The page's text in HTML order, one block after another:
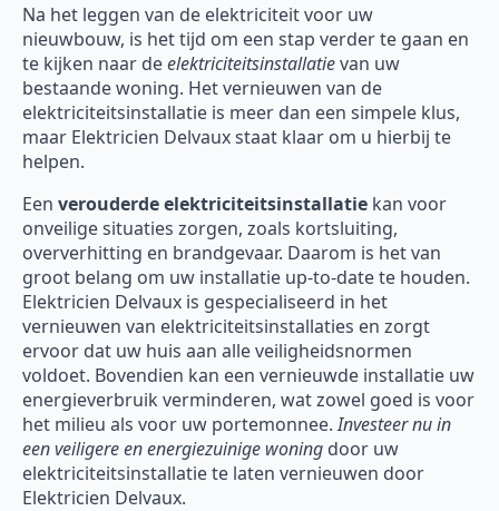
Na het leggen van de elektriciteit voor uw
nieuwbouw, is het tijd om een stap verder te gaan en
te kijken naar deelektriciteitsinstallatievan uw
bestaande woning. Het vernieuwen van de
elektriciteitsinstallatie is meer dan een simpele klus,
maar Elektricien Delvaux staat klaar om u hierbij te
helpen.
Een verouderde elektriciteitsinstallatie kan voor
onveilige situaties zorgen, zoals kortsluiting,
oververhitting en brandgevaar. Daarom is het van
groot belang om uw installatie up-to-date te houden.
Elektricien Delvaux is gespecialiseerd in het
vernieuwen van elektriciteitsinstallaties en zorgt
ervoor dat uw huis aan alle veiligheidsnormen
voldoet. Bovendien kan een vernieuwde installatie uw
energieverbruik verminderen, wat zowel goed is voor
het milieu als voor uw portemonnee.Investeer nu in
een veiligere en energiezuinige woning door uw
elektriciteitsinstallatie te laten vernieuwen door
Elektricien Delvaux.